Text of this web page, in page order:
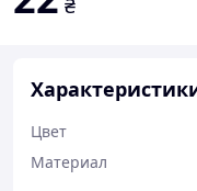
₴
Цвет
Материал